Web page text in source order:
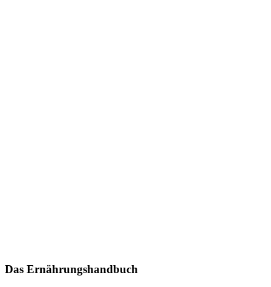
Das Ernährungshandbuch